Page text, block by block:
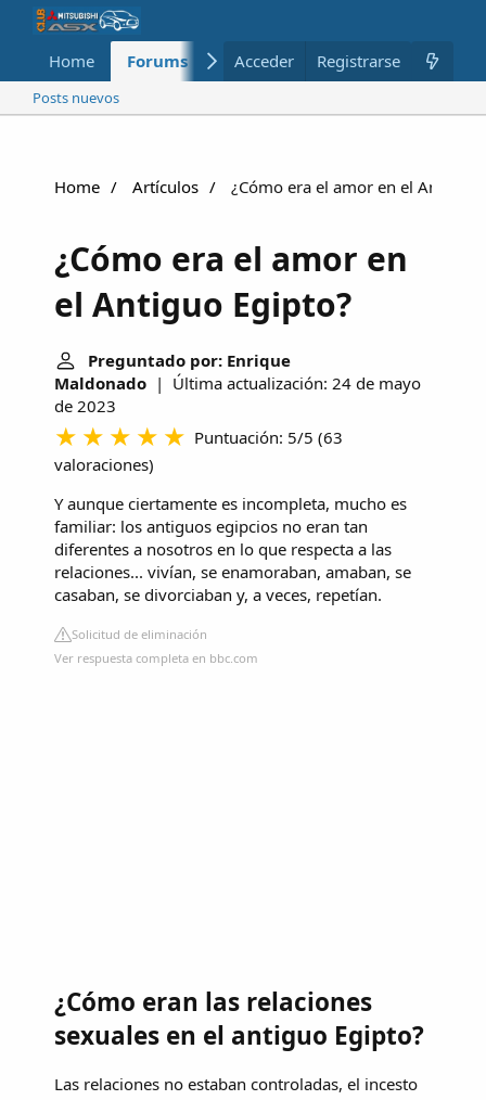
Home Forums Nuevo Miembros
Acceder Registrarse
Posts nuevos
Home Artículos ¿Cómo era el amor en el Antiguo
¿Cómo era el amor en
el Antiguo Egipto?
Preguntado por: Enrique
Maldonado | Última actualización: 24 de mayo
de 2023
Puntuación: 5/5 (63
valoraciones)
Y aunque ciertamente es incompleta, mucho es
familiar: los antiguos egipcios no eran tan
diferentes a nosotros en lo que respecta a las
relaciones... vivían, se enamoraban, amaban, se
casaban, se divorciaban y, a veces, repetían.
Solicitud de eliminación
Ver respuesta completa en bbc.com
¿Cómo eran las relaciones
sexuales en el antiguo Egipto?
Las relaciones no estaban controladas, el incesto